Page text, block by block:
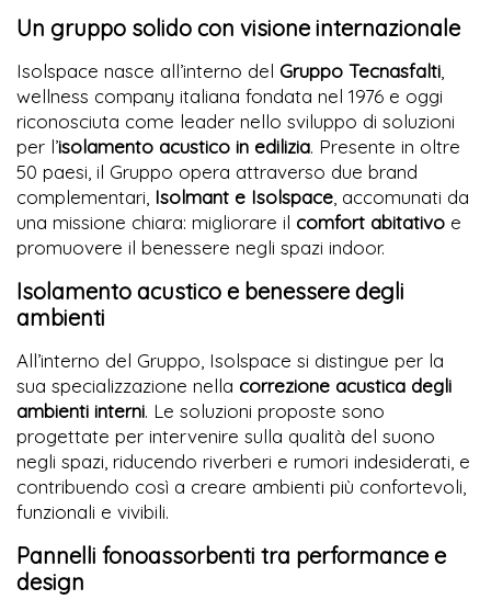
Un gruppo solido con visione internazionale
Isolspace nasce all’interno del Gruppo Tecnasfalti
wellness company italiana fondata nel 1976 e oggi
riconosciuta come leader nello sviluppo di soluzioni
per l’isolamento acustico in edilizia. Presente in oltre
50 paesi, il Gruppo opera attraverso due brand
complementari, Isolmant e Isolspace , accomunati da
una missione chiara: migliorare il comfort abitativo e
promuovere il benessere negli spazi indoor.
Isolamento acustico e benessere degli
ambienti
All’interno del Gruppo, Isolspace si distingue per la
sua specializzazione nella correzione acustica degli
ambienti interni. Le soluzioni proposte sono
progettate per intervenire sulla qualità del suono
negli spazi, riducendo riverberi e rumori indesiderati, e
contribuendo così a creare ambienti più confortevoli,
funzionali e vivibili.
Pannelli fonoassorbenti tra performance e
design